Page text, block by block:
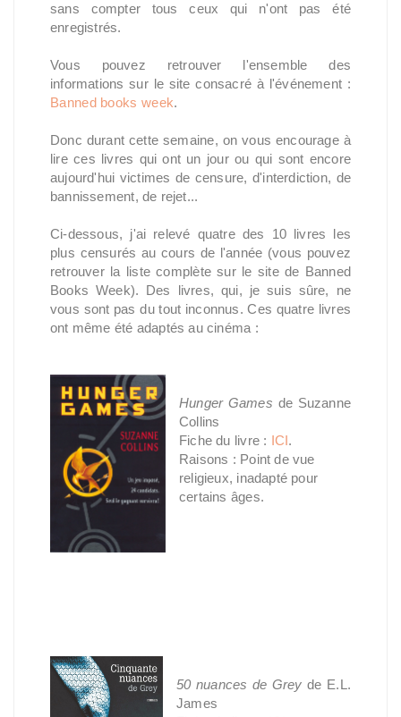
sans compter tous ceux qui n'ont pas été
enregistrés.
Vous pouvez retrouver l'ensemble des
informations sur le site consacré à l'événement :
Banned books week.
Donc durant cette semaine, on vous encourage à
lire ces livres qui ont un jour ou qui sont encore
aujourd'hui victimes de censure, d'interdiction, de
bannissement, de rejet...
Ci-dessous, j'ai relevé quatre des 10 livres les
plus censurés au cours de l'année (vous pouvez
retrouver la liste complète sur le site de Banned
Books Week). Des livres, qui, je suis sûre, ne
vous sont pas du tout inconnus. Ces quatre livres
ont même été adaptés au cinéma :
Hunger Games de Suzanne
Collins
Fiche du livre : ICI .
Raisons : Point de vue
religieux, inadapté pour
certains âges.
50 nuances de Grey de E.L.
James